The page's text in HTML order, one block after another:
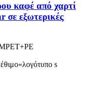
καφέ από χαρτί
σε εξωτερικές
«λογότυπο s